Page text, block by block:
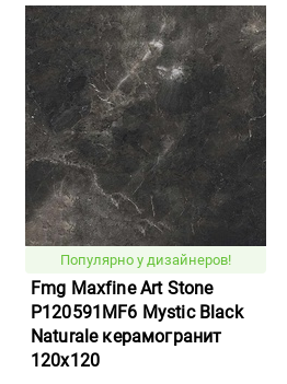
Популярно у дизайнеров!
Fmg Maxfine Art Stone
P120591MF6 Mystic Black
Naturale керамогранит
120x120